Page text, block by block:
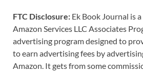
FTC Disclosure: Ek Book Journal is
Amazon Services LLC Associates
advertising program designed to
to earn advertising fees by
Amazon. It gets from some